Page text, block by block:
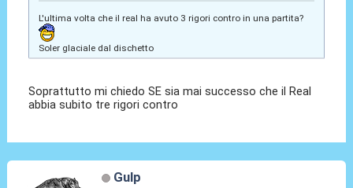
L'ultima volta che il real ha avuto 3 rigori contro in una partita?
Soler glaciale dal dischetto
Soprattutto mi chiedo SE sia mai successo che il Real
abbia subito tre rigori contro
Gulp